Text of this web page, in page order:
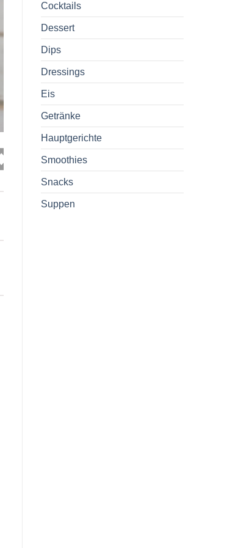
Cocktails
Dessert
Dips
Dressings
Eis
Getränke
Hauptgerichte
Smoothies
Snacks
Suppen